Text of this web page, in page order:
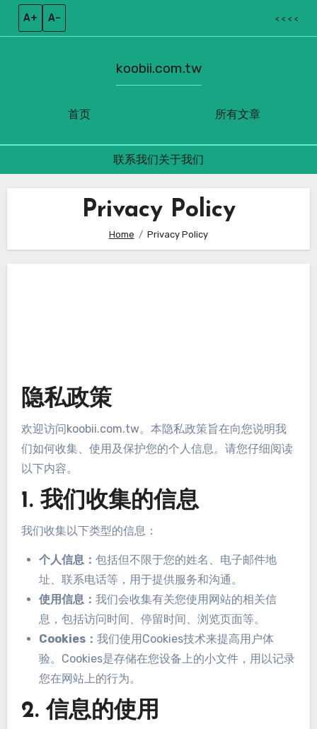
A+ A– < < < <
首页
koobii.com.tw
所有文章
联系我们关于我们
Privacy Policy
Home Privacy Policy
隐私政策
欢迎访问koobii.com.tw。本隐私政策旨在向您说明我
们如何收集、使用及保护您的个人信息。请您仔细阅读
以下内容。
1. 我们收集的信息
我们收集以下类型的信息：
个人信息：包括但不限于您的姓名、电子邮件地
址、联系电话等，用于提供服务和沟通。
使用信息：我们会收集有关您使用网站的相关信
息，包括访问时间、停留时间、浏览页面等。
Cookies：我们使用Cookies技术来提高用户体
验。Cookies是存储在您设备上的小文件，用以记录
您在网站上的行为。
2. 信息的使用